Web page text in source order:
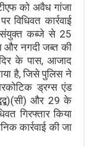
को अवैध गांजा
कार्रवाई
संयुक्त कब्जे से 25
और नगदी जब्त की
के पास, आजाद
है, जिसे पुलिस ने
ड्रग्स एंड
और 29 के
गिरफ्तार किया
कार्रवाई की जा